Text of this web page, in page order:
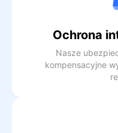
Ochrona
Nasze
kompensacyjne